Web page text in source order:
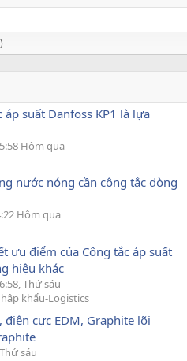
áp suất Danfoss KP1 là lựa
Hôm qua
nước nóng cần công tắc dòng
Hôm qua
ưu điểm của Công tắc áp suất
hiệu khác
Thứ sáu
khẩu-Logistics
điện cực EDM, Graphite lõi
sáu